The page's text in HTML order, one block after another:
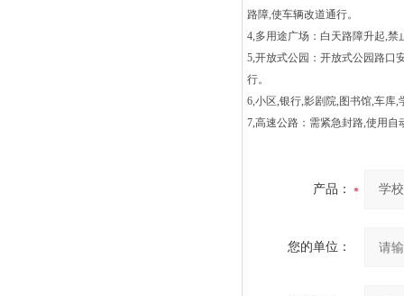
路障,使车辆改道通行。
4,多用途广场：白天路障升起,禁
5,开放式公园：开放式公园路口
行。
6,小区,银行,影剧院,图书馆,车库,
7,高速公路：需紧急封路,使用自
产品：
您的单位：